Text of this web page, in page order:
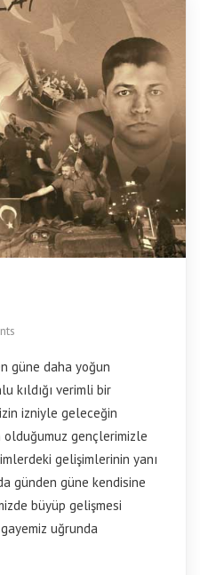
güne daha yoğun
kıldığı verimli bir
izniyle geleceğin
olduğumuz gençlerimizle
gelişimlerinin yanı
günden güne kendisine
büyüp gelişmesi
uğrunda